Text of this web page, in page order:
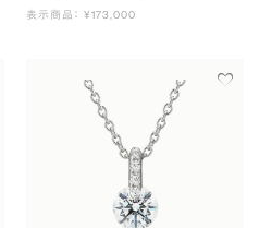
表示商品： ¥173,000